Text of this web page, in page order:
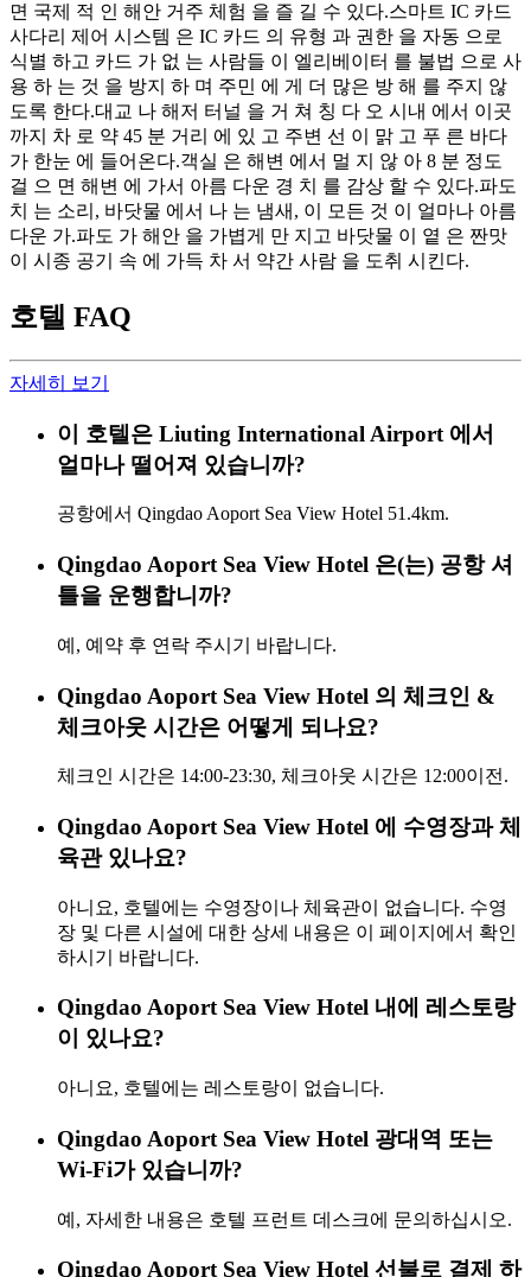
면 국제 적 인 해안 거주 체험 을 즐 길 수 있다.스마트 IC 카드
사다리 제어 시스템 은 IC 카드 의 유형 과 권한 을 자동 으로
식별 하고 카드 가 없 는 사람들 이 엘리베이터 를 불법 으로 사
용 하 는 것 을 방지 하 며 주민 에 게 더 많은 방 해 를 주지 않
도록 한다.대교 나 해저 터널 을 거 쳐 칭 다 오 시내 에서 이곳
까지 차 로 약 45 분 거리 에 있 고 주변 선 이 맑 고 푸 른 바다
가 한눈 에 들어온다.객실 은 해변 에서 멀 지 않 아 8 분 정도
걸 으 면 해변 에 가서 아름 다운 경 치 를 감상 할 수 있다.파도
치 는 소리, 바닷물 에서 나 는 냄새, 이 모든 것 이 얼마나 아름
다운 가.파도 가 해안 을 가볍게 만 지고 바닷물 이 옅 은 짠맛
이 시종 공기 속 에 가득 차 서 약간 사람 을 도취 시킨다.
호텔 FAQ
자세히 보기
이 호텔은 Liuting International Airport 에서
얼마나 떨어져 있습니까?
공항에서 Qingdao Aoport Sea View Hotel 51.4km.
Qingdao Aoport Sea View Hotel 은(는) 공항 셔
틀을 운행합니까?
예, 예약 후 연락 주시기 바랍니다.
Qingdao Aoport Sea View Hotel 의 체크인 &
체크아웃 시간은 어떻게 되나요?
체크인 시간은 14:00-23:30, 체크아웃 시간은 12:00이전.
Qingdao Aoport Sea View Hotel 에 수영장과 체
육관 있나요?
아니요, 호텔에는 수영장이나 체육관이 없습니다. 수영
장 및 다른 시설에 대한 상세 내용은 이 페이지에서 확인
하시기 바랍니다.
Qingdao Aoport Sea View Hotel 내에 레스토랑
이 있나요?
아니요, 호텔에는 레스토랑이 없습니다.
Qingdao Aoport Sea View Hotel 광대역 또는
Wi-Fi가 있습니까?
예, 자세한 내용은 호텔 프런트 데스크에 문의하십시오.
Qingdao Aoport Sea View Hotel 선불로 결제 하